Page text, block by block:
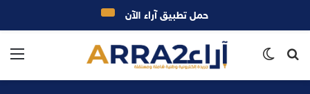
بحث
حمل تطبيق آراء الآن